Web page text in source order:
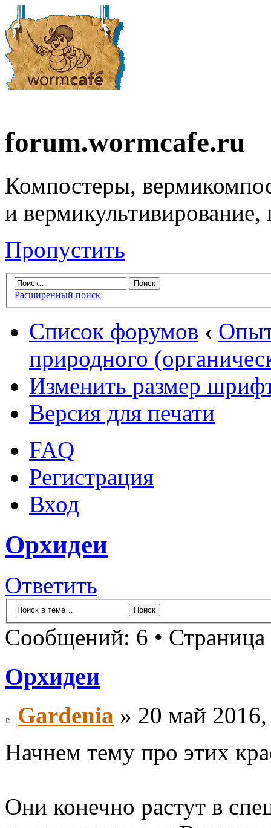
forum.wormcafe.ru
Компостеры,
и
Пропустить
Расширенный поиск
Список форумов ‹
природного
Изменить размер
Версия для печати
FAQ
Регистрация
Вход
Орхидеи
Ответить
Сообщений: 6 • Страница
Орхидеи
Gardenia » 20 май
Начнем тему про этих
Они конечно растут в